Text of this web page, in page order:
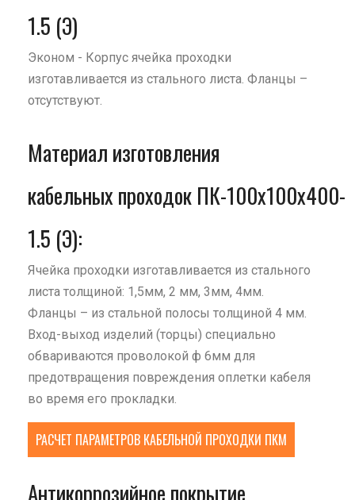
1.5 (Э)
Эконом - Корпус ячейка проходки
изготавливается из стального листа. Фланцы –
отсутствуют.
Материал изготовления
кабельных проходок ПК-100х100х400-
1.5 (Э):
Ячейка проходки изготавливается из стального
листа толщиной: 1,5мм, 2 мм, 3мм, 4мм.
Фланцы – из стальной полосы толщиной 4 мм.
Вход-выход изделий (торцы) специально
обвариваются проволокой ф 6мм для
предотвращения повреждения оплетки кабеля
во время его прокладки.
РАСЧЕТ ПАРАМЕТРОВ КАБЕЛЬНОЙ ПРОХОДКИ ПКМ
Антикоррозийное покрытие